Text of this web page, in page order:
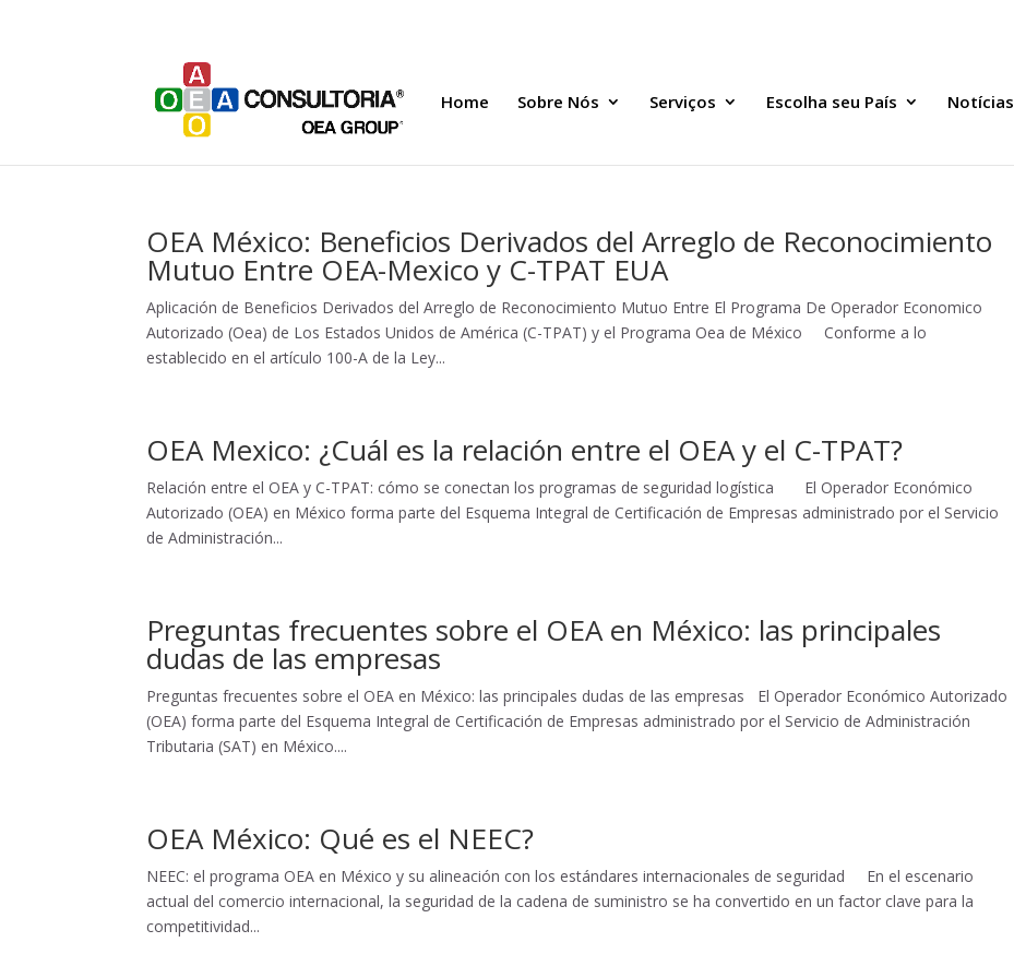
Home Sobre Nós Serviços Escolha seu País Notícias
OEA México: Beneficios Derivados del Arreglo de Reconocimiento
Mutuo Entre OEA-Mexico y C-TPAT EUA
Aplicación de Beneficios Derivados del Arreglo de Reconocimiento Mutuo Entre El Programa De Operador Economico
Autorizado (Oea) de Los Estados Unidos de América (C-TPAT) y el Programa Oea de México Conforme a lo
establecido en el artículo 100-A de la Ley...
OEA Mexico: ¿Cuál es la relación entre el OEA y el C-TPAT?
Relación entre el OEA y C-TPAT: cómo se conectan los programas de seguridad logística El Operador Económico
Autorizado (OEA) en México forma parte del Esquema Integral de Certificación de Empresas administrado por el Servicio
de Administración...
Preguntas frecuentes sobre el OEA en México: las principales
dudas de las empresas
Preguntas frecuentes sobre el OEA en México: las principales dudas de las empresas El Operador Económico Autorizado
(OEA) forma parte del Esquema Integral de Certificación de Empresas administrado por el Servicio de Administración
Tributaria (SAT) en México....
OEA México: Qué es el NEEC?
NEEC: el programa OEA en México y su alineación con los estándares internacionales de seguridad En el escenario
actual del comercio internacional, la seguridad de la cadena de suministro se ha convertido en un factor clave para la
competitividad...